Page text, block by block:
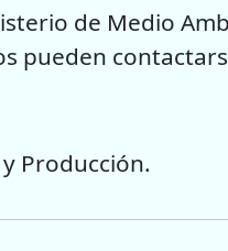
de Medio
pueden
Producción.